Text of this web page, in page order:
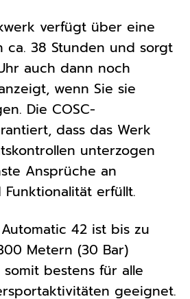
verfügt über eine
ca. 38 Stunden und sorgt
auch dann noch
wenn Sie sie
Die COSC-
dass das Werk
unterzogen
Ansprüche an
erfüllt.
42 ist bis zu
Metern (30 Bar)
bestens für alle
geeignet.